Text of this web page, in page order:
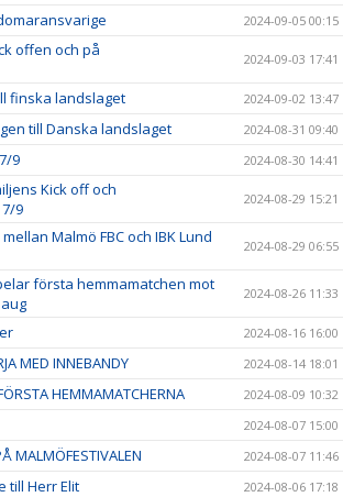
2024-09-05 00:15
offen och på
2024-09-03 17:41
finska landslaget 2024-09-02 13:47
till Danska landslaget 2024-08-31 09:40
9 2024-08-30 14:41
Kick off och
9
2024-08-29 15:21
Malmö FBC och IBK Lund
2024-08-29 06:55
första hemmamatchen mot
2024-08-26 11:33
2024-08-16 16:00
MED INNEBANDY 2024-08-14 18:01
HEMMAMATCHERNA 2024-08-09 10:32
2024-08-07 15:00
MALMÖFESTIVALEN 2024-08-07 11:46
till Herr Elit 2024-08-06 17:18